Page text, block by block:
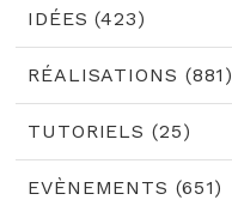
IDÉES (423)
RÉALISATIONS (881)
TUTORIELS (25)
EVÈNEMENTS (651)